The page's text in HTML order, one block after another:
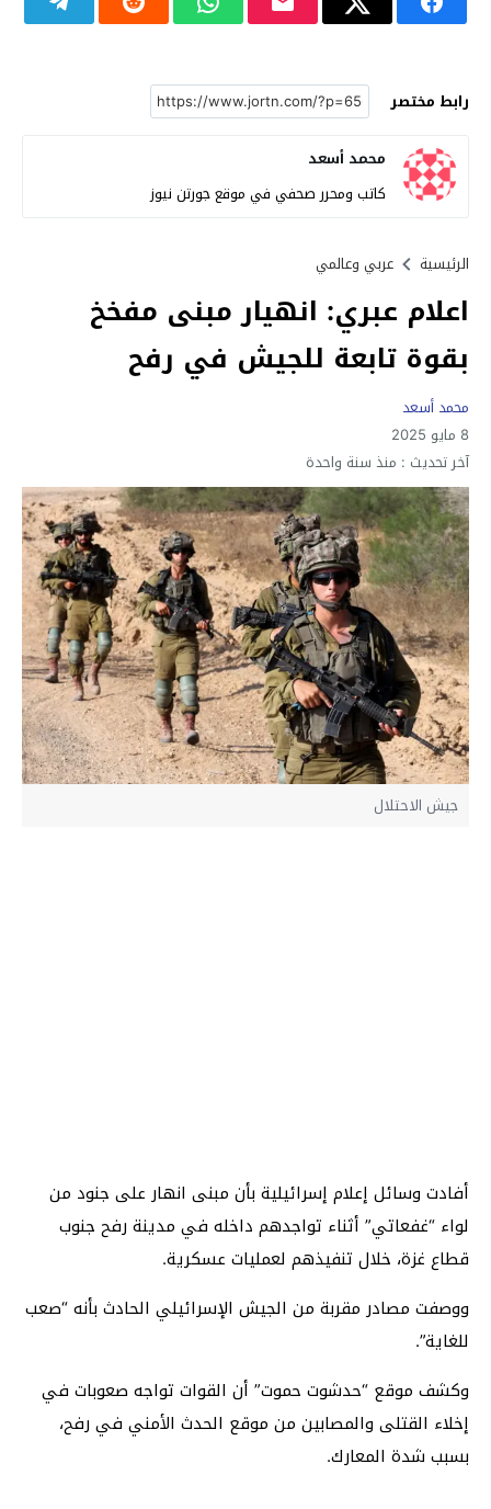
رابط مختصر
محمد أسعد
كاتب ومحرر صحفي في موقع جورتن نيوز
الرئيسية عربي وعالمي
اعلام عبري: انهيار مبنى مفخخ
بقوة تابعة للجيش في رفح
محمد أسعد
8 مايو 2025
آخر تحديث : منذ سنة واحدة
جيش الاحتلال
أفادت وسائل إعلام إسرائيلية بأن مبنى انهار على جنود من
لواء “غفعاتي” أثناء تواجدهم داخله في مدينة رفح جنوب
قطاع غزة، خلال تنفيذهم لعمليات عسكرية.
ووصفت مصادر مقربة من الجيش الإسرائيلي الحادث بأنه “صعب
للغاية”.
وكشف موقع “حدشوت حموت” أن القوات تواجه صعوبات في
إخلاء القتلى والمصابين من موقع الحدث الأمني في رفح،
بسبب شدة المعارك.